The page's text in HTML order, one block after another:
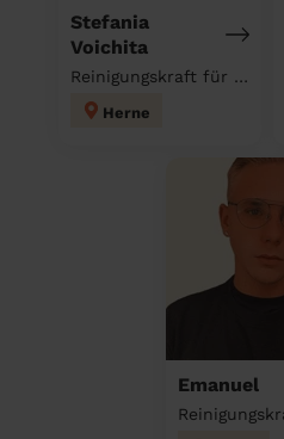
Stefania
Voichita
Reinigungskraft für deinen Haushalt
Herne
Emanuel